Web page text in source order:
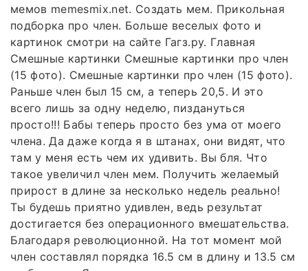
мемов memesmix.net. Создать мем. Прикольная
подборка про член. Больше веселых фото и
картинок смотри на сайте Гагз.ру. Главная
Смешные картинки Смешные картинки про член
(15 фото). Смешные картинки про член (15 фото).
Раньше член был 15 см, а теперь 20,5. И это
всего лишь за одну неделю, пиздануться
просто!!! Бабы теперь просто без ума от моего
члена. Да даже когда я в штанах, они видят, что
там у меня есть чем их удивить. Вы бля. Что
такое увеличил член мем. Получить желаемый
прирост в длине за несколько недель реально!
Ты будешь приятно удивлен, ведь результат
достигается без операционного вмешательства.
Благодаря революционной. На тот момент мой
член составлял порядка 16.5 см в длину и 13.5 см